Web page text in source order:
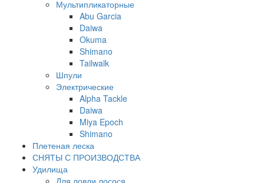
Мультипликаторные
Abu Garcia
Daiwa
Okuma
Shimano
Tailwalk
Шпули
Электрические
Alpha Tackle
Daiwa
Miya Epoch
Shimano
Плетеная леска
СНЯТЫ С ПРОИЗВОДСТВА
Удилища
Для ловли лосося